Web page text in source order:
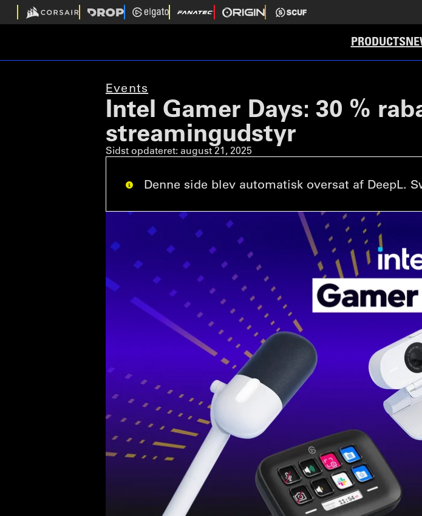
PRODUCTS
Events
Intel Gamer Days: 30 %
streamingudstyr
Sidst opdateret: august 21, 2025
Denne side blev automatisk oversat af DeepL.